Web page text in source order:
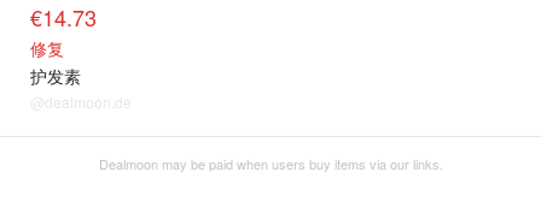
€14.73
修复
护发素
@dealmoon.de
Dealmoon may be paid when users buy items via our links.